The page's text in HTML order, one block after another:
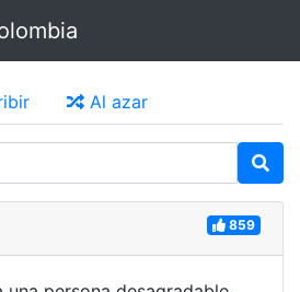
Al azar
859